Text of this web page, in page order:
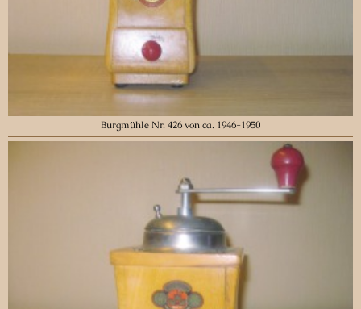
Burgmühle Nr. 426 von ca. 1946-1950